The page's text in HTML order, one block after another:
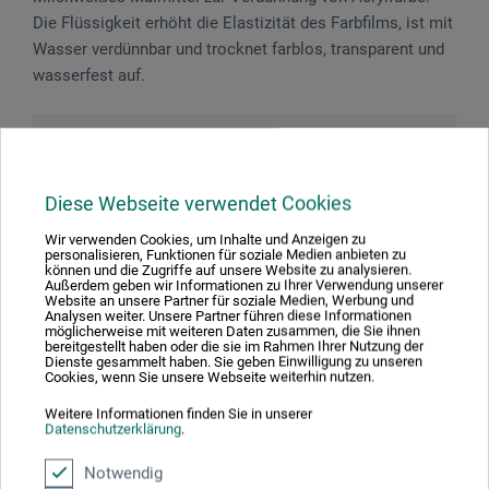
Diese Webseite verwendet Cookies
Wir verwenden Cookies, um Inhalte und Anzeigen zu
personalisieren, Funktionen für soziale Medien anbieten zu
können und die Zugriffe auf unsere Website zu analysieren.
Außerdem geben wir Informationen zu Ihrer Verwendung unserer
Website an unsere Partner für soziale Medien, Werbung und
Analysen weiter. Unsere Partner führen diese Informationen
möglicherweise mit weiteren Daten zusammen, die Sie ihnen
bereitgestellt haben oder die sie im Rahmen Ihrer Nutzung der
Dienste gesammelt haben. Sie geben Einwilligung zu unseren
Cookies, wenn Sie unsere Webseite weiterhin nutzen.
Weitere Informationen finden Sie in unserer
Datenschutzerklärung.
Notwendig
Die Flüssigkeit erhöht die Elastizität des Farbfilms, ist mit
Wasser verdünnbar und trocknet farblos, transparent und
wasserfest auf.
Enthält 1,2-Benzisothiazol-3(2H)-on, Gemisch aus: 5-
und 2-Methyl-2H-isothiazol-3-on [EG nr. 220-239-6]
(3:1). Kann allergische Reaktionen hervorrufen.
Produktbewertungen (0)
Schreiben Sie die erste Bewertung zu diesem Produkt